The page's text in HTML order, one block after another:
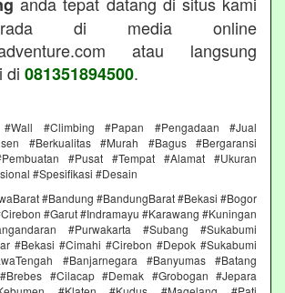
di media online
atau langsung
di 081351894500.
#Climbing #Papan #Pengadaan #Jual
#Berkualitas #Murah #Bagus #Bergaransi
#Pusat #Tempat #Alamat #Ukuran
#Spesifikasi #Desain
#Bandung #BandungBarat #Bekasi #Bogor
#Garut #Indramayu #Karawang #Kuningan
#Purwakarta #Subang #Sukabumi
#Bekasi #Cimahi #Cirebon #Depok #Sukabumi
#Banjarnegara #Banyumas #Batang
#Cilacap #Demak #Grobogan #Jepara